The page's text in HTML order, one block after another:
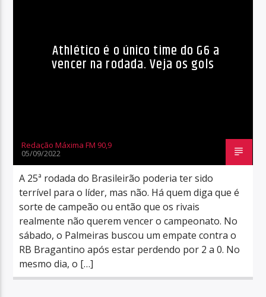
Athlético é o único time do G6 a
vencer na rodada. Veja os gols
Redação Máxima FM 90,9
05/09/2022
A 25ª rodada do Brasileirão poderia ter sido
terrível para o líder, mas não. Há quem diga que é
sorte de campeão ou então que os rivais
realmente não querem vencer o campeonato. No
sábado, o Palmeiras buscou um empate contra o
RB Bragantino após estar perdendo por 2 a 0. No
mesmo dia, o […]